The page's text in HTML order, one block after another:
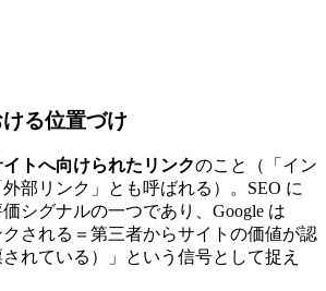
る位置づけ
トへ向けられたリンクのこと（「イン
部リンク」とも呼ばれる）。SEO に
シグナルの一つであり、Google は
クされる＝第三者からサイトの価値が認
れている）」という信号として捉え